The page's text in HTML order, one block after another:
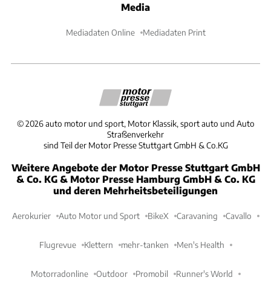
Media
Mediadaten Online Mediadaten Print
©2026 auto motor und sport, Motor Klassik, sport auto und Auto
Straßenverkehr
sind Teil der Motor Presse Stuttgart GmbH & Co.KG
Weitere Angebote der Motor Presse Stuttgart GmbH
& Co. KG & Motor Presse Hamburg GmbH & Co. KG
und deren Mehrheitsbeteiligungen
Aerokurier Auto Motor und Sport BikeX Caravaning Cavallo
Flugrevue Klettern mehr-tanken Men's Health
Motorradonline Outdoor Promobil Runner's World